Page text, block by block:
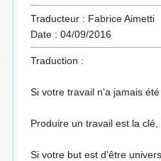
navigation
recherche
Traducteur : Fabrice Aimetti
Date : 04/09/2016
Traduction :
Si votre travail n'a jamais
Produire un travail est la
Si votre but est d'être